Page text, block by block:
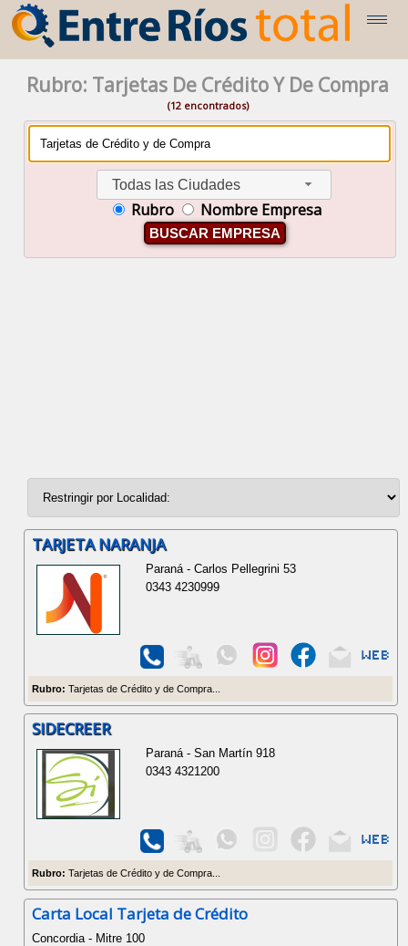
Rubro: Tarjetas De Crédito Y De Compra
(12 encontrados)
Todas las Ciudades
Rubro Nombre Empresa
BUSCAR EMPRESA
TARJETA NARANJA
Paraná - Carlos Pellegrini 53
0343 4230999
Rubro: Tarjetas de Crédito y de Compra...
SIDECREER
Paraná - San Martín 918
0343 4321200
Rubro: Tarjetas de Crédito y de Compra...
Carta Local Tarjeta de Crédito
Concordia - Mitre 100